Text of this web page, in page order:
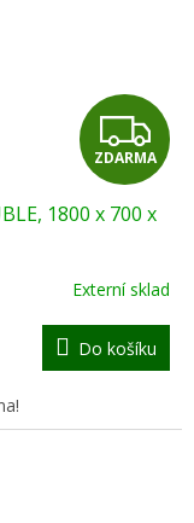
Z
D
A
R
M
A
ZDARMA
1800 x 700 x
Externí sklad
Do košíku